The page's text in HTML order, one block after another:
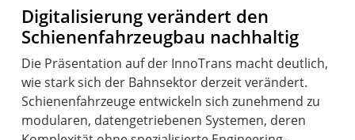
Digitalisierung verändert den
Schienenfahrzeugbau nachhaltig
Die Präsentation auf der InnoTrans macht deutlich,
wie stark sich der Bahnsektor derzeit verändert.
Schienenfahrzeuge entwickeln sich zunehmend zu
modularen, datengetriebenen Systemen, deren